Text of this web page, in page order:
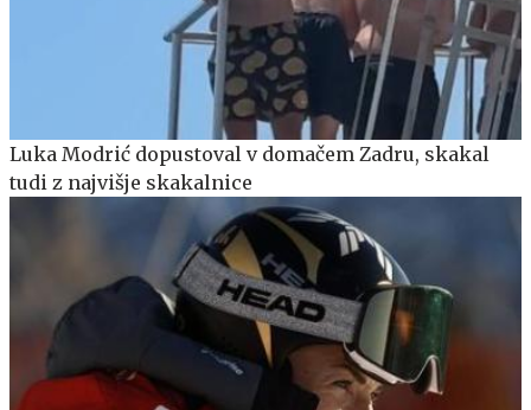
Luka Modrić dopustoval v domačem Zadru, skakal
tudi z najvišje skakalnice